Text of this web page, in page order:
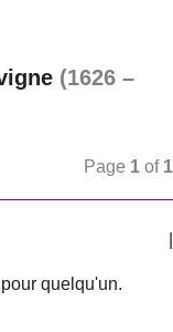
(1626 –
Page 1 of 1
quelqu'un.